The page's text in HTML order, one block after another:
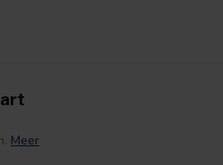
Meer